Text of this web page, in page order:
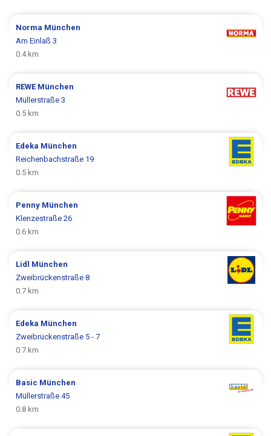
Norma München
Am Einlaß 3
0.4 km
REWE München
Müllerstraße 3
0.5 km
Edeka München
Reichenbachstraße 19
0.5 km
Penny München
Klenzestraße 26
0.6 km
Lidl München
Zweibrückenstraße 8
0.7 km
Edeka München
Zweibrückenstraße 5 - 7
0.7 km
Basic München
Müllerstraße 45
0.8 km